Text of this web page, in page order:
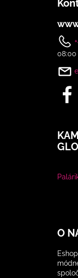
08:00
O